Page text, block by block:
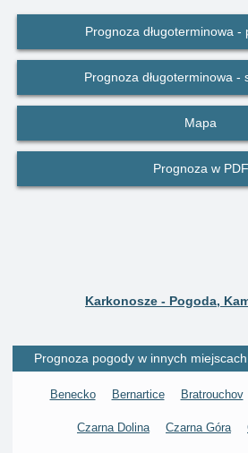
Prognoza długoterminowa -
Prognoza długoterminowa -
Mapa
Prognoza w PDF
Karkonosze - Pogoda,
Prognoza pogody w innych
Benecko Bernartice Bratrouchov
Czarna Dolina Czarna Góra